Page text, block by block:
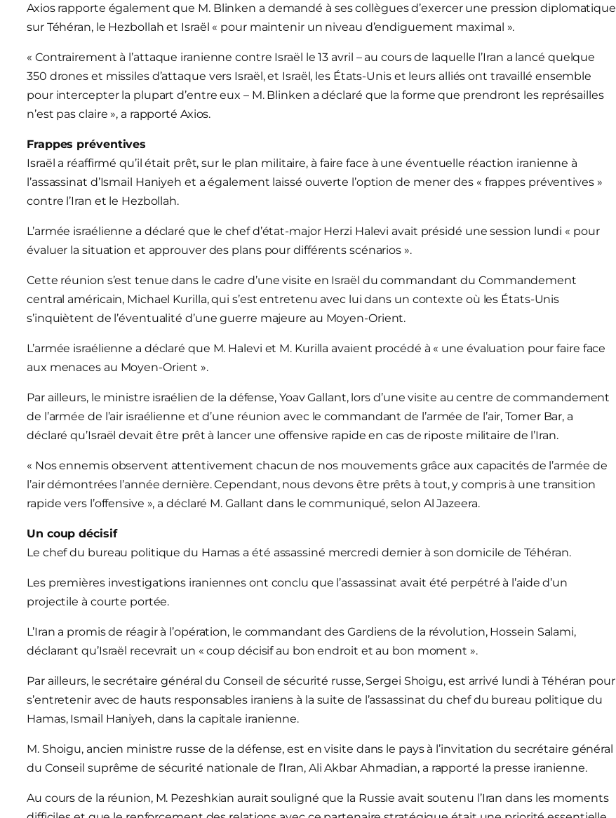
Axios rapporte également que M. Blinken a demandé à ses collègues d’exercer une pression diplomatique
sur Téhéran, le Hezbollah et Israël « pour maintenir un niveau d’endiguement maximal ».
« Contrairement à l’attaque iranienne contre Israël le 13 avril – au cours de laquelle l’Iran a lancé quelque
350 drones et missiles d’attaque vers Israël, et Israël, les États-Unis et leurs alliés ont travaillé ensemble
pour intercepter la plupart d’entre eux – M. Blinken a déclaré que la forme que prendront les représailles
n’est pas claire », a rapporté Axios.
Frappes préventives
Israël a réaffirmé qu’il était prêt, sur le plan militaire, à faire face à une éventuelle réaction iranienne à
l’assassinat d’Ismail Haniyeh et a également laissé ouverte l’option de mener des « frappes préventives »
contre l’Iran et le Hezbollah.
L’armée israélienne a déclaré que le chef d’état-major Herzi Halevi avait présidé une session lundi « pour
évaluer la situation et approuver des plans pour différents scénarios ».
Cette réunion s’est tenue dans le cadre d’une visite en Israël du commandant du Commandement
central américain, Michael Kurilla, qui s’est entretenu avec lui dans un contexte où les États-Unis
s’inquiètent de l’éventualité d’une guerre majeure au Moyen-Orient.
L’armée israélienne a déclaré que M. Halevi et M. Kurilla avaient procédé à « une évaluation pour faire face
aux menaces au Moyen-Orient ».
Par ailleurs, le ministre israélien de la défense, Yoav Gallant, lors d’une visite au centre de commandement
de l’armée de l’air israélienne et d’une réunion avec le commandant de l’armée de l’air, Tomer Bar, a
déclaré qu’Israël devait être prêt à lancer une offensive rapide en cas de riposte militaire de l’Iran.
« Nos ennemis observent attentivement chacun de nos mouvements grâce aux capacités de l’armée de
l’air démontrées l’année dernière. Cependant, nous devons être prêts à tout, y compris à une transition
rapide vers l’offensive », a déclaré M. Gallant dans le communiqué, selon Al Jazeera.
Un coup décisif
Le chef du bureau politique du Hamas a été assassiné mercredi dernier à son domicile de Téhéran.
Les premières investigations iraniennes ont conclu que l’assassinat avait été perpétré à l’aide d’un
projectile à courte portée.
L’Iran a promis de réagir à l’opération, le commandant des Gardiens de la révolution, Hossein Salami,
déclarant qu’Israël recevrait un « coup décisif au bon endroit et au bon moment ».
Par ailleurs, le secrétaire général du Conseil de sécurité russe, Sergei Shoigu, est arrivé lundi à Téhéran pour
s’entretenir avec de hauts responsables iraniens à la suite de l’assassinat du chef du bureau politique du
Hamas, Ismail Haniyeh, dans la capitale iranienne.
M. Shoigu, ancien ministre russe de la défense, est en visite dans le pays à l’invitation du secrétaire général
du Conseil suprême de sécurité nationale de l’Iran, Ali Akbar Ahmadian, a rapporté la presse iranienne.
Au cours de la réunion, M. Pezeshkian aurait souligné que la Russie avait soutenu l’Iran dans les moments